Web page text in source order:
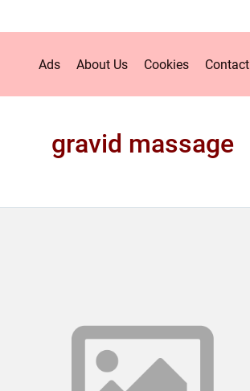
Ads About Us Cookies Contact
gravid massage